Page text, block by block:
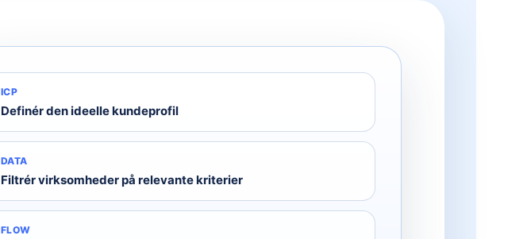
ICP
Definér den ideelle kundeprofil
DATA
Filtrér virksomheder på relevante kriterier
FLOW